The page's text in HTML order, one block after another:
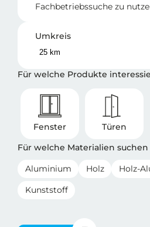
Fachbetriebssuche zu
Umkreis
Für welche Produkte
Fenster
Türen
Für welche Materialien suchen
Aluminium Holz
Holz-
Kunststoff